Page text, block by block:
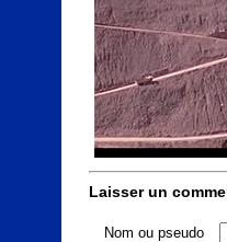
Laisser un
Nom ou pseudo